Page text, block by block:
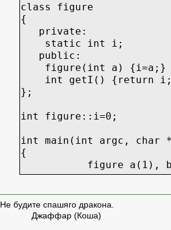
class figure
{
private:
static int i;
public:
figure(int a) {i=a;}
int getI() {return
};
int figure::i=0;
int main(int argc, char
{
figure a(1),
cout << "Для
Не будите спашяго дракона.
Джаффар (Коша)